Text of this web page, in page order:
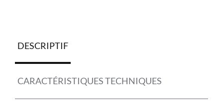
DESCRIPTIF
CARACTÉRISTIQUES TECHNIQUES